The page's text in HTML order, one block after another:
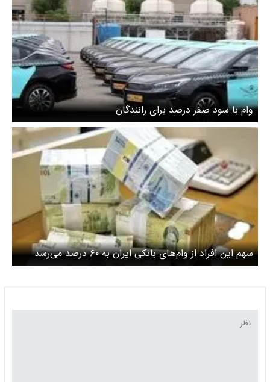
وام با سود صفر درصد برای رانندگان
سهم این افراد از وام‌های بانکی ایران به ۶۰ درصد می‌رسد